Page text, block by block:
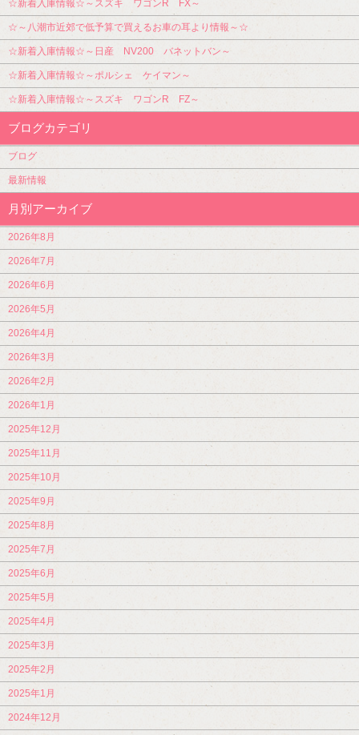
☆新着入庫情報☆～スズキ ワゴンR FX～
☆～八潮市近郊で低予算で買えるお車の耳より情報～☆
☆新着入庫情報☆～日産 NV200 バネットバン～
☆新着入庫情報☆～ポルシェ ケイマン～
☆新着入庫情報☆～スズキ ワゴンR FZ～
ブログカテゴリ
ブログ
最新情報
月別アーカイブ
2026年8月
2026年7月
2026年6月
2026年5月
2026年4月
2026年3月
2026年2月
2026年1月
2025年12月
2025年11月
2025年10月
2025年9月
2025年8月
2025年7月
2025年6月
2025年5月
2025年4月
2025年3月
2025年2月
2025年1月
2024年12月